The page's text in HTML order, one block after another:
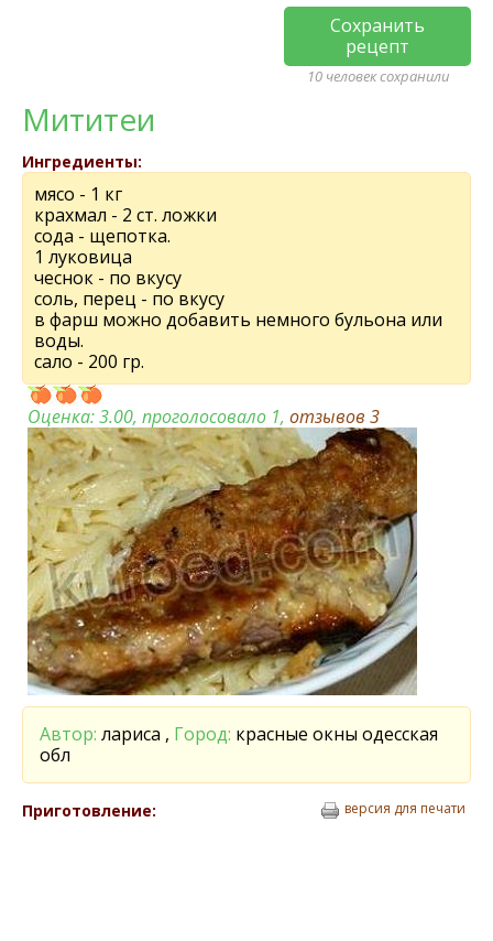
Сохранить
рецепт
10 человек сохранили
Мититеи
Ингредиенты:
мясо - 1 кг
крахмал - 2 ст. ложки
сода - щепотка.
1 луковица
чеснок - по вкусу
соль, перец - по вкусу
в фарш можно добавить немного бульона или
воды.
сало - 200 гр.
Оценка:3.00, проголосовало 1, отзывов 3
Автор: лариса , Город: красные окны одесская
обл
Приготовление: версия для печати